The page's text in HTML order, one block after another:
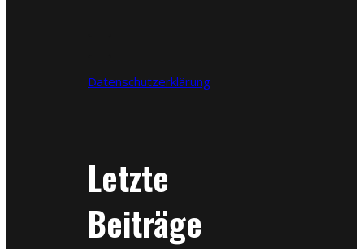
Datenschutzerklärung
Letzte
Beiträge